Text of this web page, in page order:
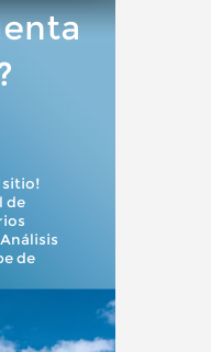
sitio!
de
de